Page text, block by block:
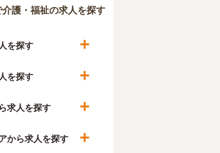
護・福祉の求人を探す
を探す
を探す
求人を探す
から求人を探す